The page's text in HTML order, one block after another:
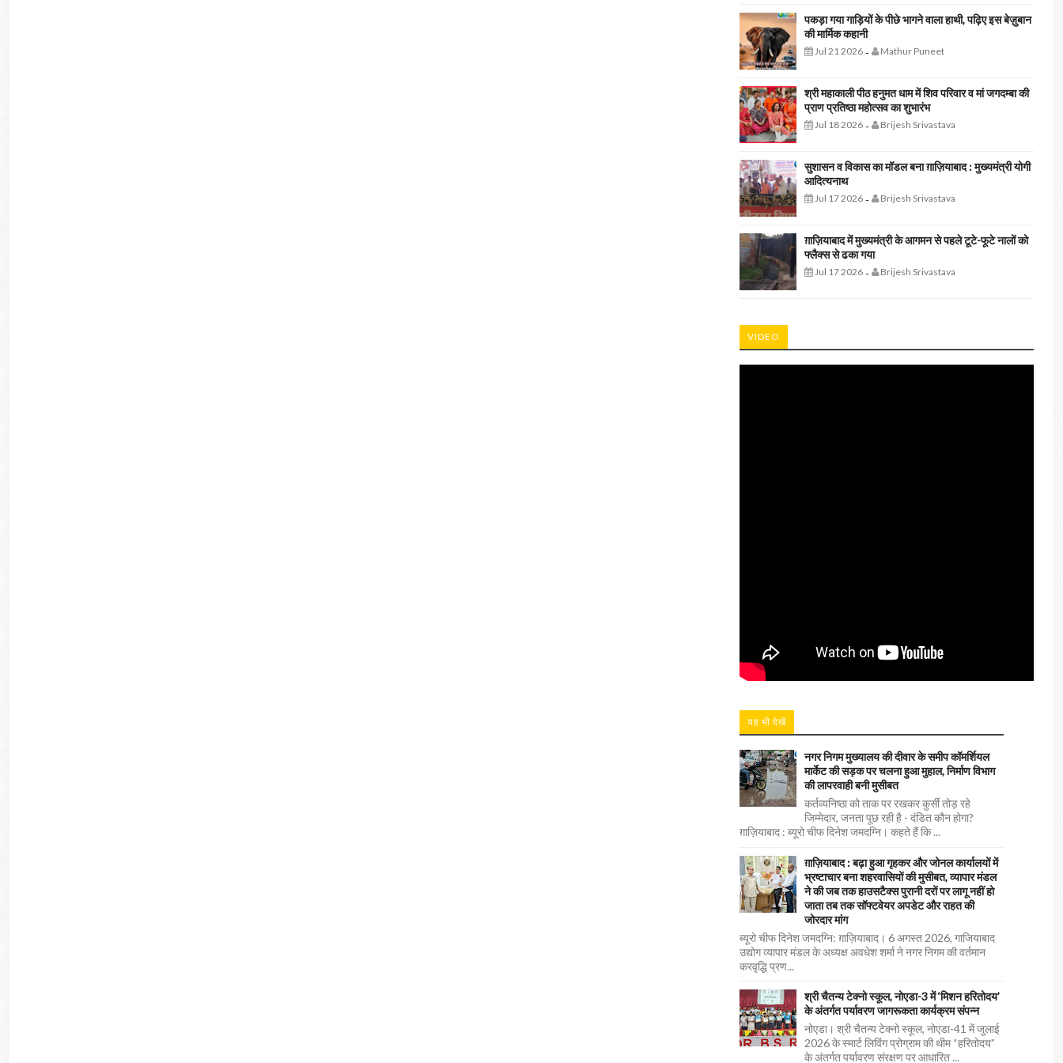
पकड़ा गया गाड़ियों के पीछे भागने वाला हाथी, पढ़िए इस बेज़ुबान
की मार्मिक कहानी
Jul 21 2026- Mathur Puneet
श्री महाकाली पीठ हनुमत धाम में शिव परिवार व मां जगदम्बा की
प्राण प्रतिष्ठा महोत्सव का शुभारंभ
Jul 18 2026- Brijesh Srivastava
सुशासन व विकास का मॉडल बना ग़ाज़ियाबाद : ​मुख्यमंत्री योगी
आदित्यनाथ
Jul 17 2026- Brijesh Srivastava
ग़ाज़ियाबाद में मुख्यमंत्री के आगमन से पहले टूटे-फूटे नालों को
फ्लैक्स से ढका गया
Jul 17 2026- Brijesh Srivastava
VIDEO
यह भी देखें
नगर निगम मुख्यालय की दीवार के समीप कॉमर्शियल
मार्केट की सड़क पर चलना हुआ मुहाल, निर्माण विभाग
की लापरवाही बनी मुसीबत
कर्तव्यनिष्ठा को ताक पर रखकर कुर्सी तोड़ रहे
जिम्मेदार, जनता पूछ रही है - दंडित कौन होगा?
ग़ाज़ियाबाद : ब्यूरो चीफ दिनेश जमदग्नि। कहते हैं कि ...
ग़ाज़ियाबाद : बढ़ा हुआ गृहकर और जोनल कार्यालयों में
भ्रष्टाचार बना शहरवासियों की मुसीबत, व्यापार मंडल
ने की जब तक हाउसटैक्स पुरानी दरों पर लागू नहीं हो
जाता तब तक सॉफ्टवेयर अपडेट और राहत की
जोरदार मांग
ब्यूरो चीफ दिनेश जमदग्नि: ग़ाज़ियाबाद। 6 अगस्त 2026, गाजियाबाद
उद्योग व्यापार मंडल के अध्यक्ष अवधेश शर्मा ने नगर निगम की वर्तमान
करवृद्धि प्रण...
श्री चैतन्य टेक्नो स्कूल, नोएडा-3 में ‘मिशन हरितोदय’
के अंतर्गत पर्यावरण जागरूकता कार्यक्रम संपन्न
नोएडा। श्री चैतन्य टेक्नो स्कूल, नोएडा-41 में जुलाई
2026 के स्मार्ट लिविंग प्रोग्राम की थीम “हरितोदय”
के अंतर्गत पर्यावरण संरक्षण पर आधारित ...